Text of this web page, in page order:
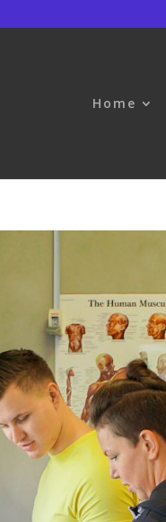
Home